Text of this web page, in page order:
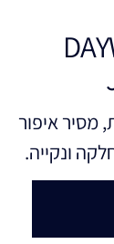
מסיר איפור
ונקייה.